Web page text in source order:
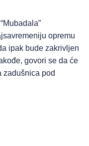
opremu
ipak bude zakrivljen
govori se da će
zadušnica pod